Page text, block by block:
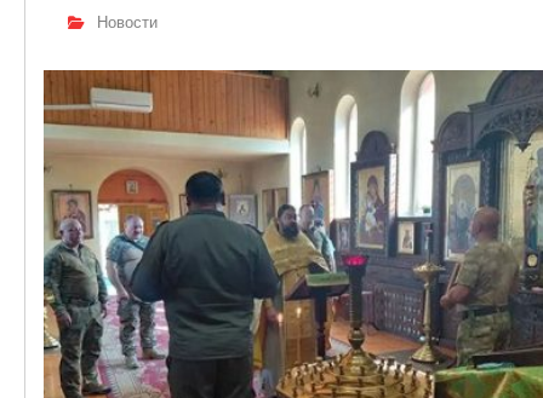
Новости